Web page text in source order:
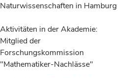
Naturwissenschaften in Hamburg
Aktivitäten in der Akademie:
Mitglied der
Forschungskommission
"Mathematiker-Nachlässe"